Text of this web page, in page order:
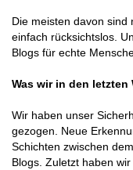
Die meisten davon sind
einfach rücksichtslos.
Blogs für echte
Was wir in den
Wir haben unser
gezogen. Neue
Schichten zwischen
Blogs. Zuletzt haben